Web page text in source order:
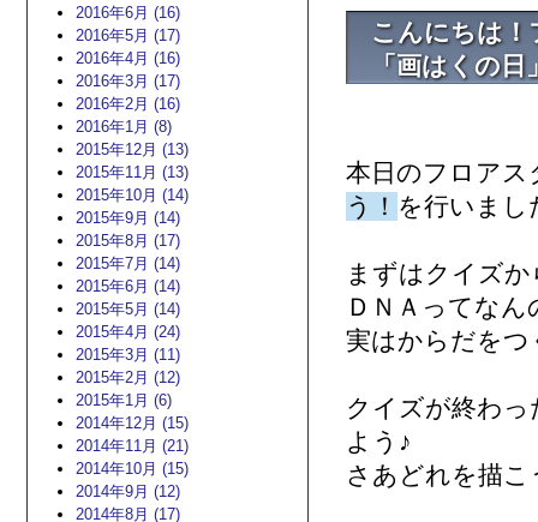
2016年6月 (16)
2016年5月 (17)
2016年4月 (16)
2016年3月 (17)
2016年2月 (16)
2016年1月 (8)
2015年12月 (13)
2015年11月 (13)
2015年10月 (14)
2015年9月 (14)
2015年8月 (17)
2015年7月 (14)
2015年6月 (14)
2015年5月 (14)
2015年4月 (24)
2015年3月 (11)
2015年2月 (12)
2015年1月 (6)
2014年12月 (15)
2014年11月 (21)
2014年10月 (15)
2014年9月 (12)
2014年8月 (17)
こんにちは
「画はくの
本日のフロア
う！ を行いま
まずはクイズ
ＤＮＡってな
実はからだをつ
クイズが終わ
よう♪
さあどれを描こ